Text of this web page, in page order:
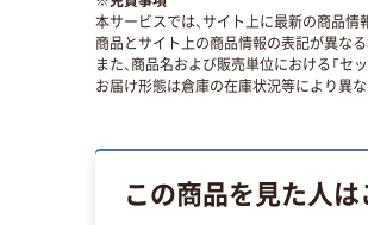
本サービスでは、サイト上に最新の商品情
商品とサイト上の商品情報の表記が異な
また、商品名および販売単位における「セ
お届け形態は倉庫の在庫状況等により異
この商品を見た人